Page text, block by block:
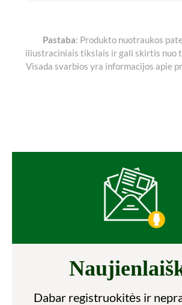
Pastaba: Produkto nuotraukos
iliustraciniais tikslais ir gali skirtis nuo
Visada svarbios yra informacijos apie
Dabar registruokitės ir